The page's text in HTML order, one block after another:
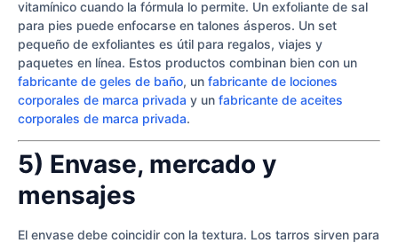
vitamínico cuando la fórmula lo permite. Un exfoliante de sal
para pies puede enfocarse en talones ásperos. Un set
pequeño de exfoliantes es útil para regalos, viajes y
paquetes en línea. Estos productos combinan bien con un
fabricante de geles de baño, un fabricante de lociones
corporales de marca privada y un fabricante de aceites
corporales de marca privada.
5) Envase, mercado y
mensajes
El envase debe coincidir con la textura. Los tarros sirven para